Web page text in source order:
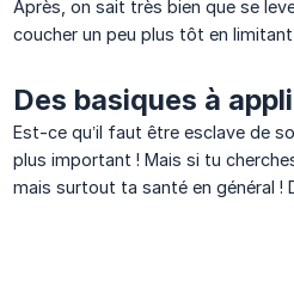
Après, on sait très bien que se
coucher un peu plus tôt en
Des basiques à
Est-ce qu’il faut être esclave de
plus important ! Mais si tu
mais surtout ta santé en général !